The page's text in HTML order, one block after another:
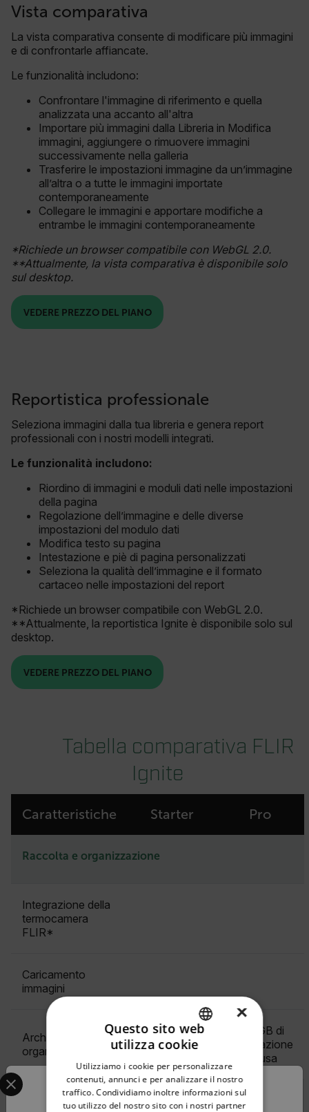
Vista comparativa
La vista comparativa consente di modificare più immagini
e di confrontarle affiancate.
Le funzionalità includono:
Confrontare l'immagine di riferimento e quella
analizzata una accanto all'altra
Importare più immagini dalla Libreria in Modifica
immagini, aggiungere o rimuovere immagini
successivamente nella galleria
Trasferire le impostazioni immagine da un’immagine
all’altra o a tutte le immagini importate
contemporaneamente
Collegare le immagini e apportare modifiche a
entrambe le immagini contemporaneamente
*Richiede un browser compatibile con WebGL 2.0.
**Attualmente, la vista comparativa è disponibile solo
sul desktop.
VEDERE PREZZO DEL PIANO
Reportistica professionale
Seleziona immagini dalla tua libreria e genera report
professionali con i nostri modelli integrati.
Le funzionalità includono:
Riordino di immagini e moduli dati nelle impostazioni
della pagina
Regolazione dell’immagine e delle diverse
impostazioni del modulo dati
Modifica testo su pagina
Intestazione e piè di pagina personalizzati
Seleziona la qualità dell’immagine e il formato
cartaceo nelle impostazioni del report
*Richiede un browser compatibile con WebGL 2.0.
**Attualmente, la reportistica Ignite è disponibile solo sul
desktop.
VEDERE PREZZO DEL PIANO
Tabella comparativa FLIR
Ignite
Caratteristiche Starter Pro
Raccolta e organizzazione
Integrazione della
termocamera
FLIR*
Caricamento
immagini
Archiviazione e
organizzazione
1 GB di
archiviazione
100 GB di
archiviazione
inclusa
Analisi e modifica
Confirm Location
Select your preferred country and language from the
ENGLISH
FRENCH
×
Questo sito web
utilizza cookie
Utilizziamo i cookie per personalizzare
contenuti, annunci e per analizzare il nostro
traffico. Condividiamo inoltre informazioni sul
tuo utilizzo del nostro sito con i nostri partner